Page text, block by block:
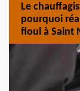
Le
pourquoi
fioul à Saint